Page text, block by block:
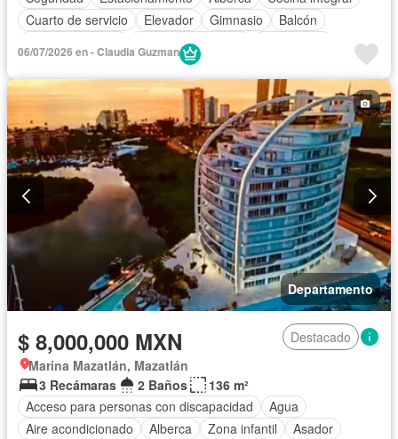
Cuarto de servicio
Elevador Gimnasio
Balcón
Aire acondicionado
Cuarto de Limpieza
Recámara con closet
Caseta de vigilancia
06/07/2026 en - Claudia Guzman
Departamento
$ 8,000,000 MXN
Destacado
Marina Mazatlán, Mazatlán
3 Recámaras
2 Baños
136 m²
Acceso para personas con discapacidad
Agua
Aire acondicionado
Alberca Zona infantil
Asador